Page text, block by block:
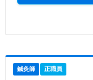
鍼灸師 正職員